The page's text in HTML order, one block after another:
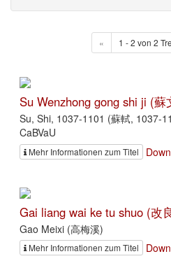
« 1 - 2 von 2
Su Wenzhong gong shi ji (
Su, Shi, 1037-1101 (蘇軾, 1037-
CaBVaU
Mehr Informationen zum Titel
Gai liang wai ke tu shuo (改
Gao Meixi (高梅溪)
Mehr Informationen zum Titel